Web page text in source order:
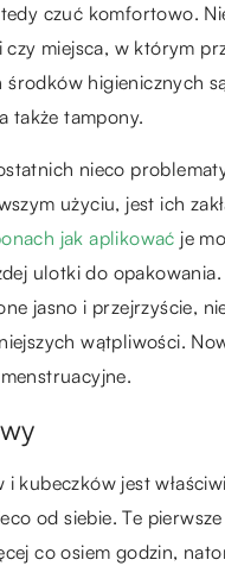
czuć komfortowo.
miejsca, w którym
higienicznych
także tampony.
nieco
użyciu, jest ich
jak aplikować je
ulotki do
jasno i przejrzyście,
wątpliwości.
i kubeczków jest
od siebie. Te
co osiem godzin,